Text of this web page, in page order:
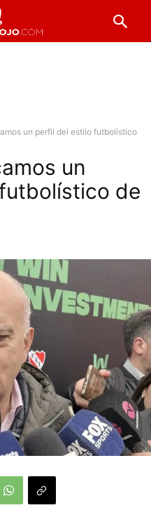
un perfil del estilo futbolístico
un
de